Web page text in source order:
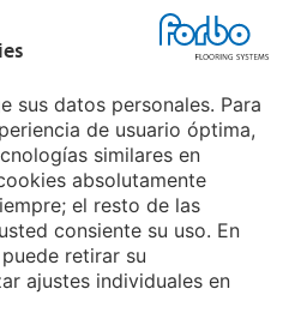
sus datos personales. Para
de usuario óptima,
similares en
absolutamente
el resto de las
consiente su uso. En
retirar su
ajustes individuales en